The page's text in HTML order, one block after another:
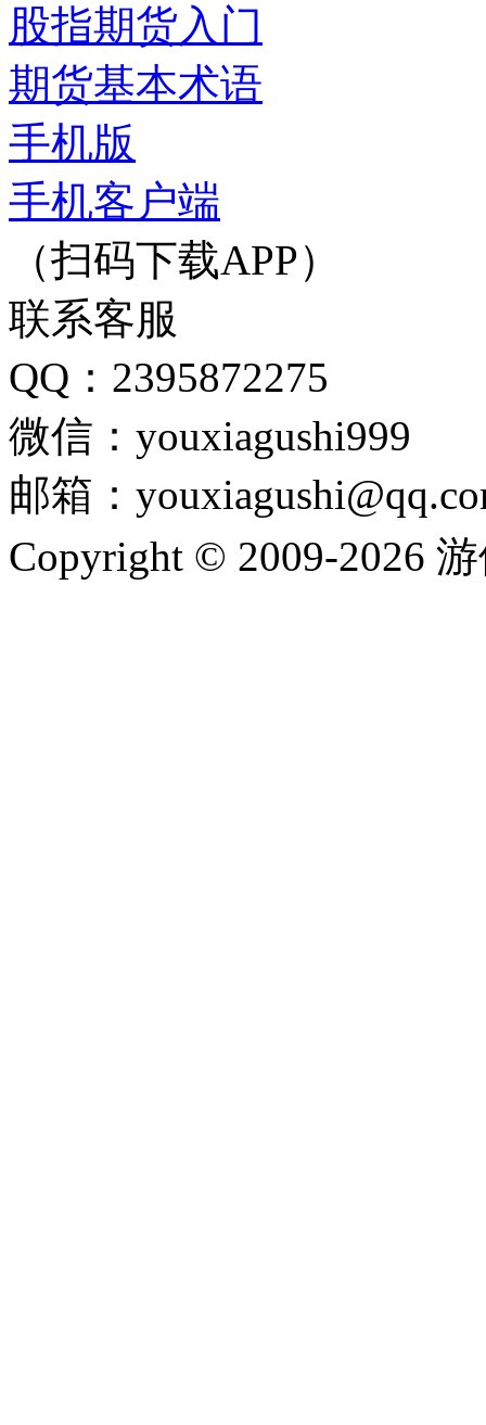
股指期货入门
期货基本术语
手机版
手机客户端
（扫码下载APP）
联系客服
QQ：2395872275
微信：youxiagushi999
邮箱：
Copyright © 2009-2026